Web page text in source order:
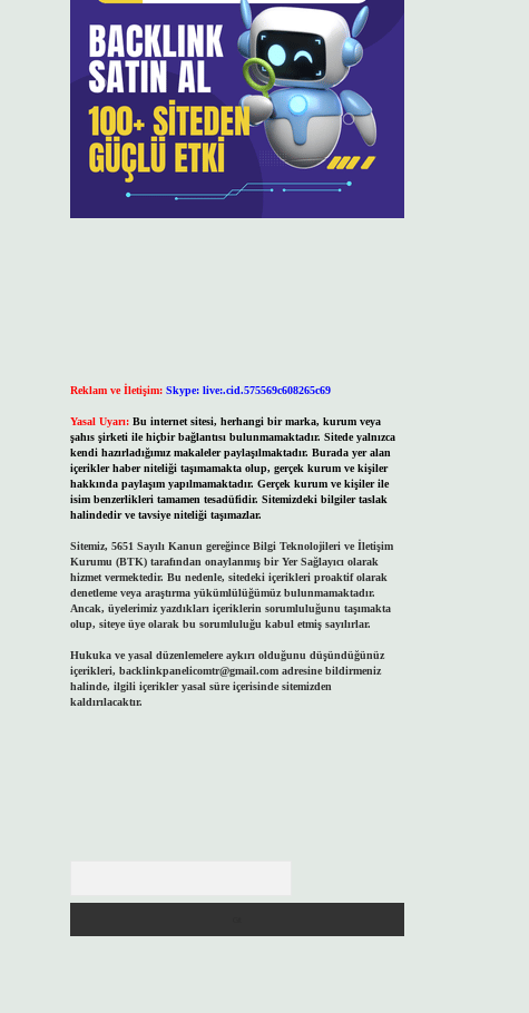
Reklam ve İletişim: Skype: live:.cid.575569c608265c69
Yasal Uyarı: Bu internet sitesi, herhangi bir marka, kurum veya
şahıs şirketi ile hiçbir bağlantısı bulunmamaktadır. Sitede yalnızca
kendi hazırladığımız makaleler paylaşılmaktadır. Burada yer alan
içerikler haber niteliği taşımamakta olup, gerçek kurum ve kişiler
hakkında paylaşım yapılmamaktadır. Gerçek kurum ve kişiler ile
isim benzerlikleri tamamen tesadüfidir. Sitemizdeki bilgiler taslak
halindedir ve tavsiye niteliği taşımazlar.
Sitemiz, 5651 Sayılı Kanun gereğince Bilgi Teknolojileri ve İletişim
Kurumu (BTK) tarafından onaylanmış bir Yer Sağlayıcı olarak
hizmet vermektedir. Bu nedenle, sitedeki içerikleri proaktif olarak
denetleme veya araştırma yükümlülüğümüz bulunmamaktadır.
Ancak, üyelerimiz yazdıkları içeriklerin sorumluluğunu taşımakta
olup, siteye üye olarak bu sorumluluğu kabul etmiş sayılırlar.
Hukuka ve yasal düzenlemelere aykırı olduğunu düşündüğünüz
içerikleri, backlinkpanelicomtr@gmail.comadresine bildirmeniz
halinde, ilgili içerikler yasal süre içerisinde sitemizden
kaldırılacaktır.